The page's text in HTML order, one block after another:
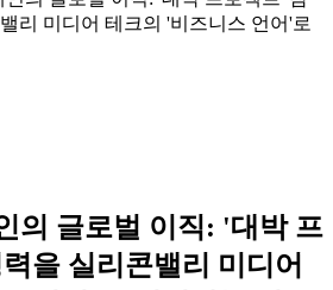
리 미디어 테크의 '비즈니스 언어'로
의 글로벌 이직: '대박 프
을 실리콘밸리 미디어